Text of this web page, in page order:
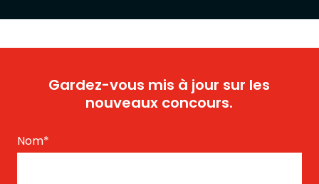
Gardez-vous mis à jour sur les
nouveaux concours.
Nom*